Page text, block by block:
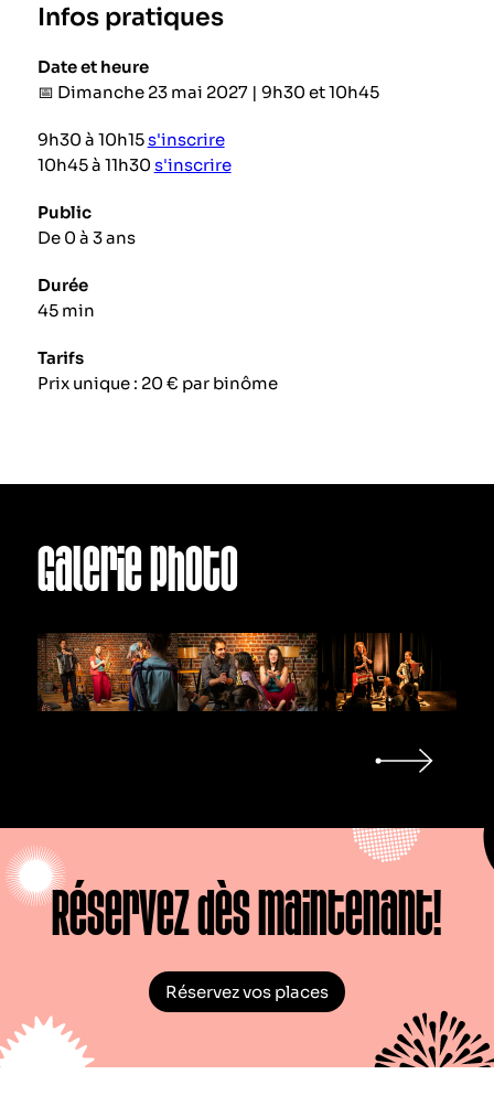
Infos pratiques
Date et heure
📅 Dimanche 23 mai 2027 | 9h30 et 10h45
9h30 à 10h15s'inscrire
10h45 à 11h30 s'inscrire
Public
De 0 à 3 ans
Durée
45 min
Tarifs
Prix unique : 20 € par binôme
Galerie photo
Réservez dès maintenant!
Réservez vos places